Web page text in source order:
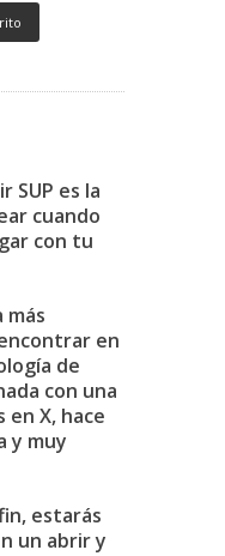
SUP es la
cuando
con tu
más
en
de
con una
X, hace
y muy
estarás
un abrir y